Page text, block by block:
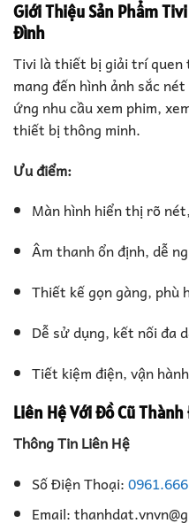
Giới Thiệu Sản Phẩm
Đình
Tivi là thiết bị giải trí quen
mang đến hình ảnh sắc
ứng nhu cầu xem phim,
thiết bị thông minh.
Ưu điểm:
Màn hình hiển thị rõ
Âm thanh ổn định, dễ
Thiết kế gọn gàng, phù
Dễ sử dụng, kết nối đa
Tiết kiệm điện, vận
Liên Hệ Với Đồ Cũ
Thông Tin Liên Hệ
Số Điện Thoại:
Email: